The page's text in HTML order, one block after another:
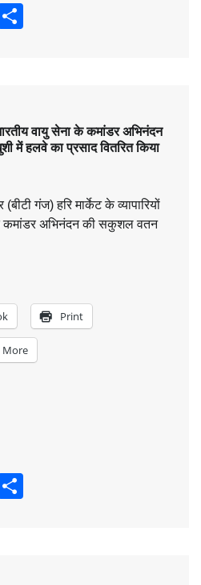
WhatsApp
भारतीय वायु सेना के कमांडर अभिनंदन
में हलवे का प्रसाद वितरित किया
गंज) हरि मार्केट के व्यापारियों
के कमांडर अभिनंदन की सकुशल वतन
Print
More
WhatsApp